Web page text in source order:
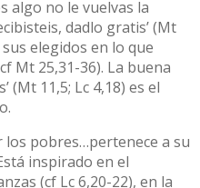
algo no le vuelvas la
dadlo gratis’ (Mt
elegidos en lo que
Mt 25,31-36). La buena
(Mt 11,5; Lc 4,18) es el
los pobres…pertenece a su
inspirado en el
(cf Lc 6,20-22), en la